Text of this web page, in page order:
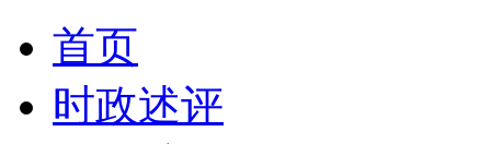
首页
时政述评